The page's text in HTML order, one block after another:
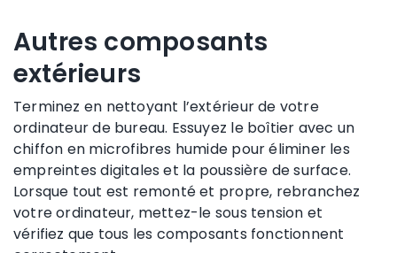
Autres composants
extérieurs
Terminez en nettoyant l’extérieur de votre
ordinateur de bureau. Essuyez le boîtier avec un
chiffon en microfibres humide pour éliminer les
empreintes digitales et la poussière de surface.
Lorsque tout est remonté et propre, rebranchez
votre ordinateur, mettez-le sous tension et
vérifiez que tous les composants fonctionnent